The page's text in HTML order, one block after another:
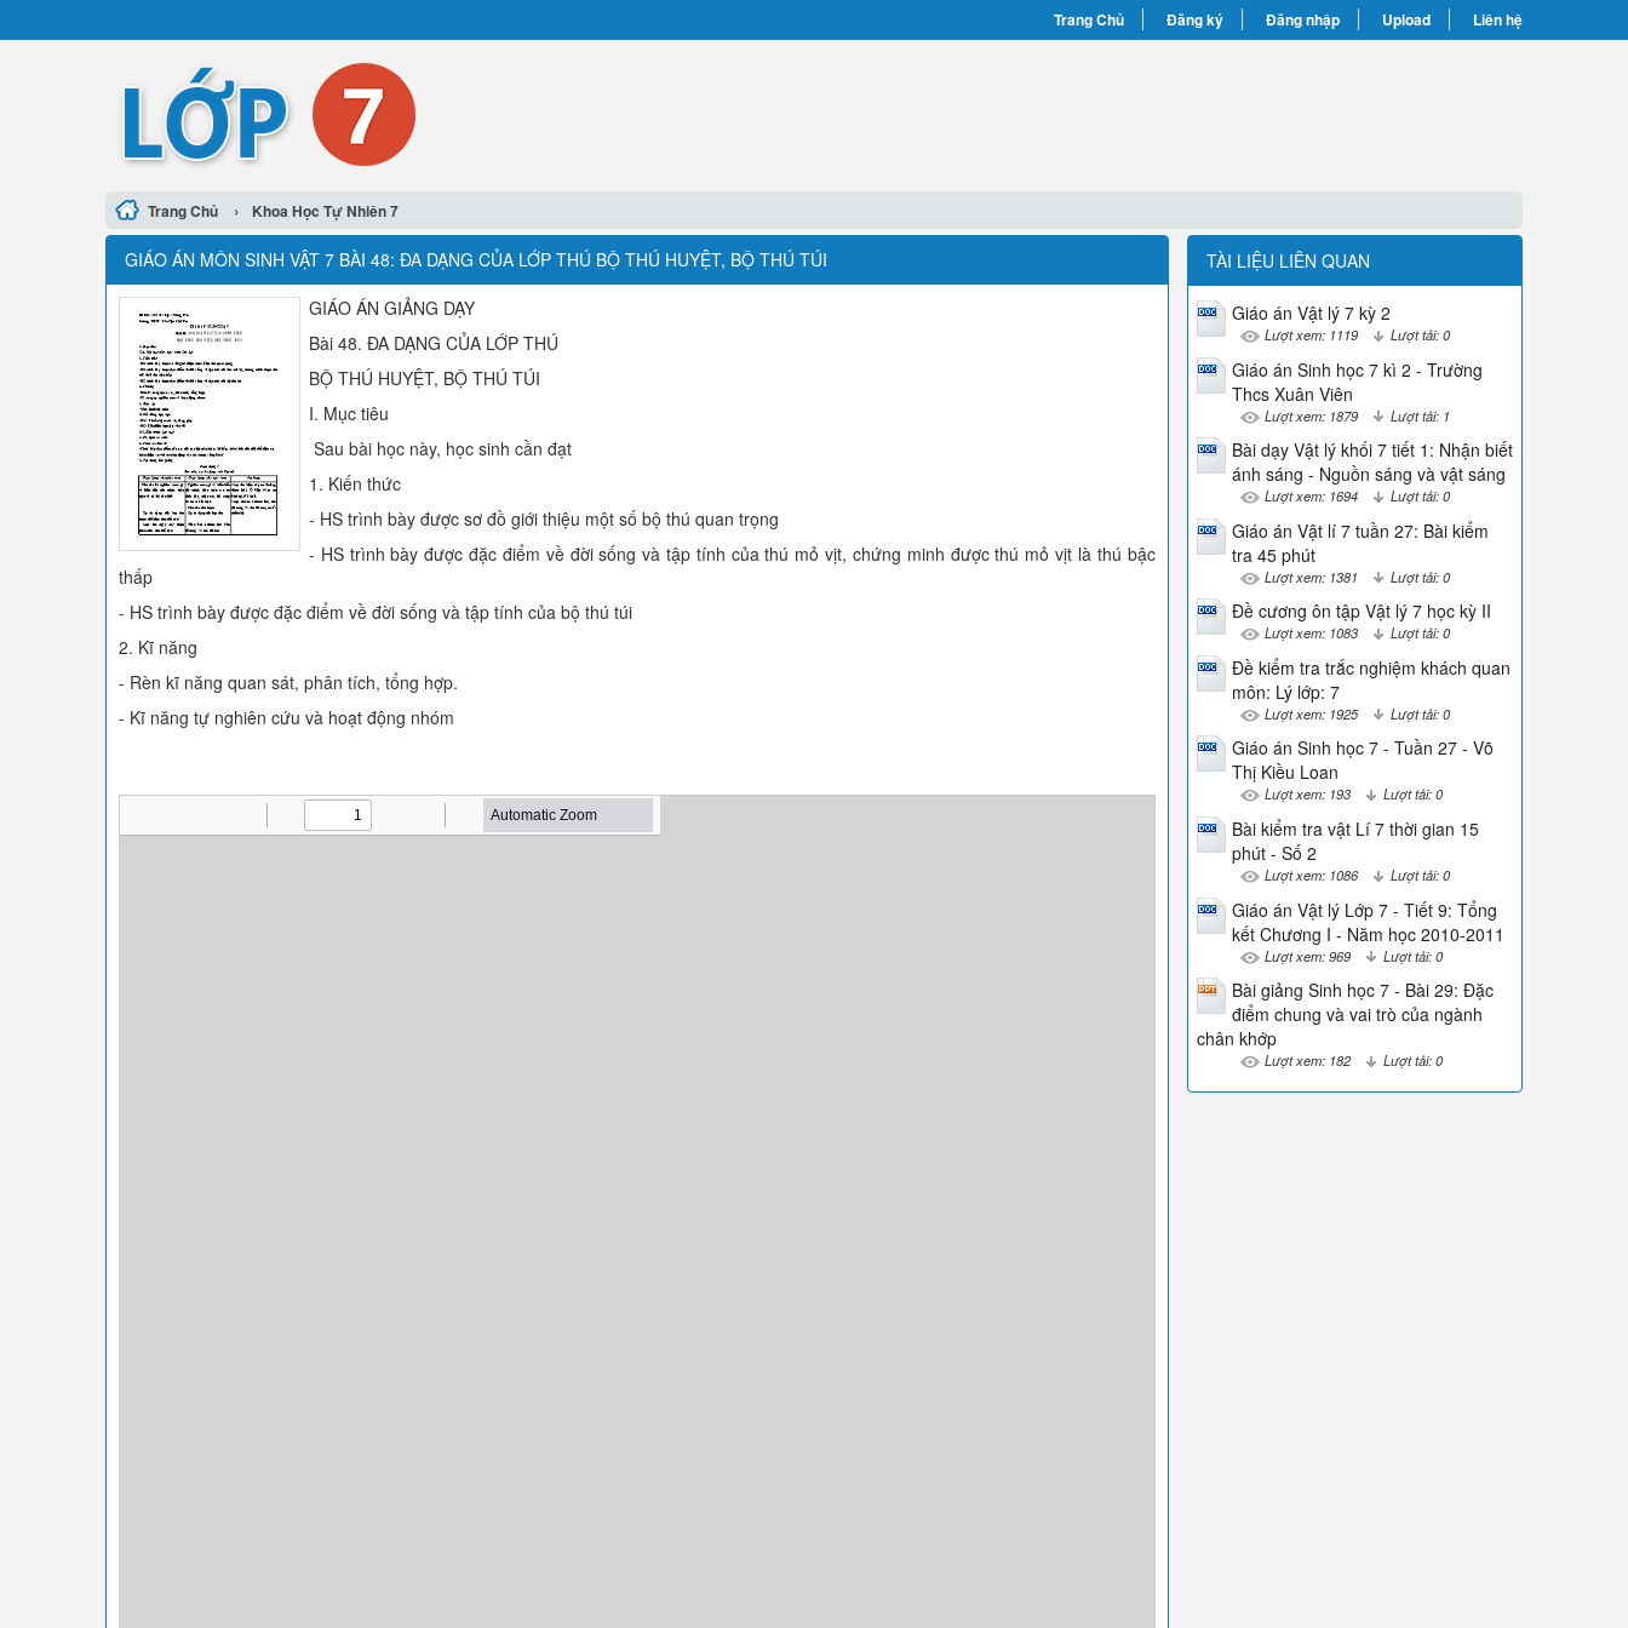
Trang Chủ Đăng ký Đăng nhập Upload Liên hệ
Trang Chủ › Khoa Học Tự Nhiên 7
GIÁO ÁN MÔN SINH VẬT 7 BÀI 48: ĐA DẠNG CỦA LỚP THÚ BỘ THÚ HUYỆT, BỘ THÚ TÚI
GIÁO ÁN GIẢNG DẠY
Bài 48. ĐA DẠNG CỦA LỚP THÚ
BỘ THÚ HUYỆT, BỘ THÚ TÚI
I. Mục tiêu
Sau bài học này, học sinh cần đạt
1. Kiến thức
- HS trình bày được sơ đồ giới thiệu một số bộ thú quan trọng
- HS trình bày được đặc điểm về đời sống và tập tính của thú mỏ vịt, chứng minh được thú mỏ vịt là thú bậc
thấp
- HS trình bày được đặc điểm về đời sống và tập tính của bộ thú túi
2. Kĩ năng
- Rèn kĩ năng quan sát, phân tích, tổng hợp.
- Kĩ năng tự nghiên cứu và hoạt động nhóm
TÀI LIỆU LIÊN QUAN
Giáo án Vật lý 7 kỳ 2
Lượt xem: 1119 Lượt tải: 0
Giáo án Sinh học 7 kì 2 - Trường
Thcs Xuân Viên
Lượt xem: 1879 Lượt tải: 1
Bài dạy Vật lý khối 7 tiết 1: Nhận biết
ánh sáng - Nguồn sáng và vật sáng
Lượt xem: 1694 Lượt tải: 0
Giáo án Vật lí 7 tuần 27: Bài kiểm
tra 45 phút
Lượt xem: 1381 Lượt tải: 0
Đề cương ôn tập Vật lý 7 học kỳ II
Lượt xem: 1083 Lượt tải: 0
Đề kiểm tra trắc nghiệm khách quan
môn: Lý lớp: 7
Lượt xem: 1925 Lượt tải: 0
Giáo án Sinh học 7 - Tuần 27 - Võ
Thị Kiều Loan
Lượt xem: 193 Lượt tải: 0
Bài kiểm tra vật Lí 7 thời gian 15
phút - Số 2
Lượt xem: 1086 Lượt tải: 0
Giáo án Vật lý Lớp 7 - Tiết 9: Tổng
kết Chương I - Năm học 2010-2011
Lượt xem: 969 Lượt tải: 0
Bài giảng Sinh học 7 - Bài 29: Đặc
điểm chung và vai trò của ngành
chân khớp
Lượt xem: 182 Lượt tải: 0